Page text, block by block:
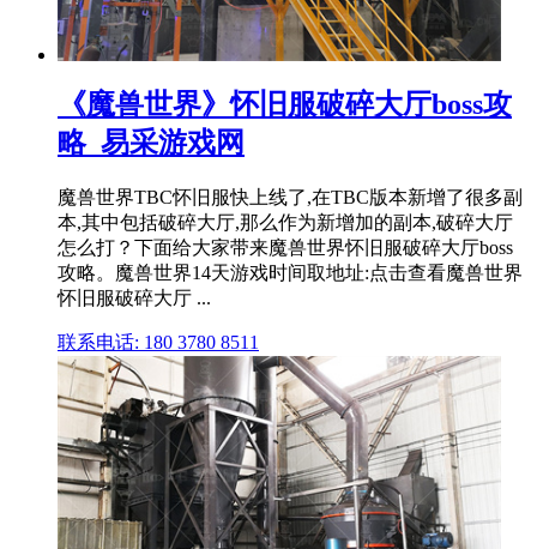
《魔兽世界》怀旧服破碎大厅boss攻
略_易采游戏网
魔兽世界TBC怀旧服快上线了,在TBC版本新增了很多副
本,其中包括破碎大厅,那么作为新增加的副本,破碎大厅
怎么打？下面给大家带来魔兽世界怀旧服破碎大厅boss
攻略。魔兽世界14天游戏时间取地址:点击查看魔兽世界
怀旧服破碎大厅 ...
联系电话: 180 3780 8511